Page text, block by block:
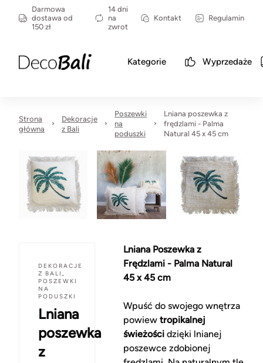
Darmowa
dostawa od
150 zł
14 dni
na
zwrot
Kontakt Regulamin
Kategorie Wyprzedaże
Strona
główna
Dekoracje
z Bali
Poszewki
na
poduszki
Lniana poszewka z
frędzlami - Palma
Natural 45 x 45 cm
DEKORACJE
Z BALI ,
POSZEWKI
NA
PODUSZKI
Lniana
poszewka
z
Lniana Poszewka z
Frędzlami - Palma Natural
45 x 45 cm
Wpuść do swojego wnętrza
powiew tropikalnej
świeżościdzięki lnianej
poszewce zdobionej